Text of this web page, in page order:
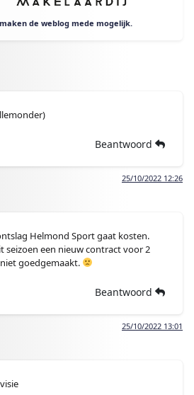
de weblog mede mogelijk.
Beantwoord
25/10/2022 12:26
Helmond Sport gaat kosten.
seizoen een nieuw contract voor 2
goedgemaakt.
Beantwoord
25/10/2022 13:01